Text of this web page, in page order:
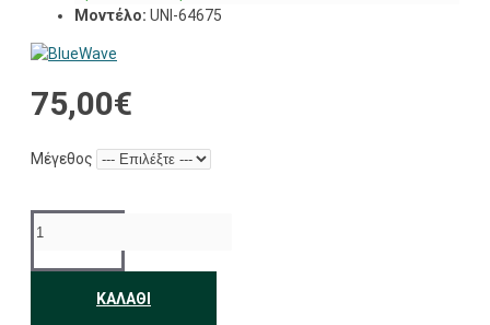
Μοντέλο: UNI-64675
75,00€
Μέγεθος
ΚΑΛΆΘΙ